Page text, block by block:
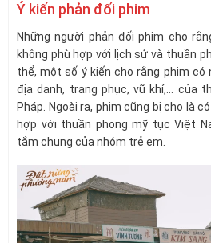
Ý kiến phản đối phim
Những người phản đối phim cho
không phù hợp với lịch sử và thuần
thể, một số ý kiến cho rằng phim
địa danh, trang phục, vũ khí,… của
Pháp. Ngoài ra, phim cũng bị cho là
hợp với thuần phong mỹ tục Việt
tắm chung của nhóm trẻ em.